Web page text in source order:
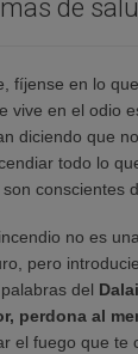
de
fíjense en lo
vive en el odio
diciendo que
todo lo
conscientes
no es
pero
del
perdona al
el fuego que te